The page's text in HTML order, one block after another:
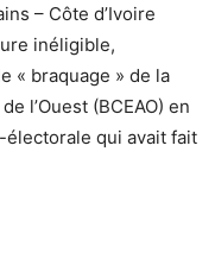
– Côte d’Ivoire
inéligible,
« braquage » de la
l’Ouest (BCEAO) en
électorale qui avait fait